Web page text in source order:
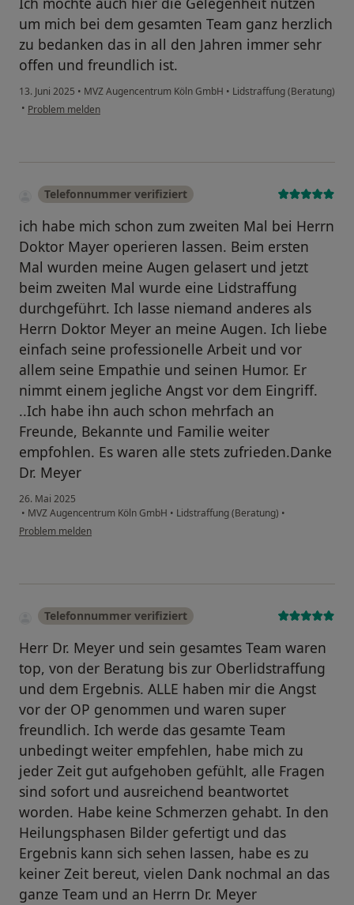
um mich bei dem gesamten Team ganz herzlich
zu bedanken das in all den Jahren immer sehr
offen und freundlich ist.
13. Juni 2025 • MVZ Augencentrum Köln GmbH • Lidstraffung (Beratung)
• Problem melden
Telefonnummer verifiziert
ich habe mich schon zum zweiten Mal bei Herrn
Doktor Mayer operieren lassen. Beim ersten
Mal wurden meine Augen gelasert und jetzt
beim zweiten Mal wurde eine Lidstraffung
durchgeführt. Ich lasse niemand anderes als
Herrn Doktor Meyer an meine Augen. Ich liebe
einfach seine professionelle Arbeit und vor
allem seine Empathie und seinen Humor. Er
nimmt einem jegliche Angst vor dem Eingriff.
..Ich habe ihn auch schon mehrfach an
Freunde, Bekannte und Familie weiter
empfohlen. Es waren alle stets zufrieden.Danke
Dr. Meyer
26. Mai 2025
• MVZ Augencentrum Köln GmbH • Lidstraffung (Beratung) •
Problem melden
Telefonnummer verifiziert
Herr Dr. Meyer und sein gesamtes Team waren
top, von der Beratung bis zur Oberlidstraffung
und dem Ergebnis. ALLE haben mir die Angst
vor der OP genommen und waren super
freundlich. Ich werde das gesamte Team
unbedingt weiter empfehlen, habe mich zu
jeder Zeit gut aufgehoben gefühlt, alle Fragen
sind sofort und ausreichend beantwortet
worden. Habe keine Schmerzen gehabt. In den
Heilungsphasen Bilder gefertigt und das
Ergebnis kann sich sehen lassen, habe es zu
keiner Zeit bereut, vielen Dank nochmal an das
ganze Team und an Herrn Dr. Meyer